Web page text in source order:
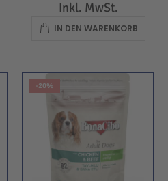
Inkl. MwSt.
IN DEN WARENKORB
-20%